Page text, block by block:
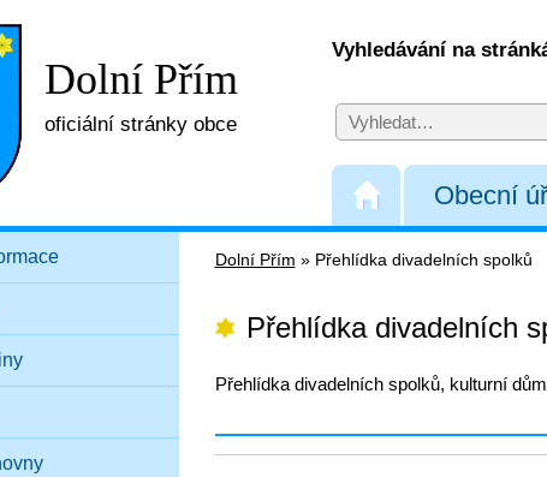
Dolní Přím
oficiální stránky obce
Vyhledávání na
Obecní
Dolní Přím » Přehlídka divadelních spolků
Přehlídka divadelních
Přehlídka divadelních spolků, kulturní